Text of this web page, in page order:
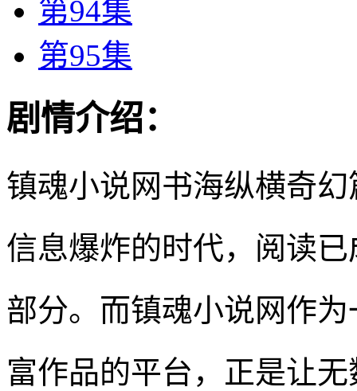
第94集
第95集
剧情介绍：
镇魂小说网书海纵横奇
信息爆炸的时代，阅读
部分。而镇魂小说网作
富作品的平台，正是让